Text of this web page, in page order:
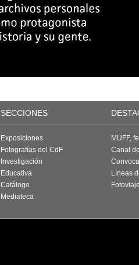
SECCIONES
Exposiciones
Fotografías del CdF
Investigación
Educativa
Catálogo
Mediateca
MUFF,
Canal
Líneas